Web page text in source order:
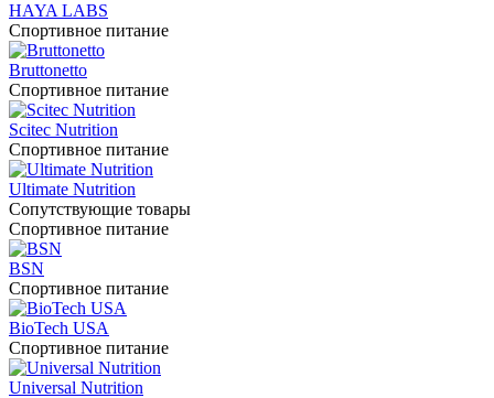
HAYA LABS
Спортивное питание
Bruttonetto
Спортивное питание
Scitec Nutrition
Спортивное питание
Ultimate Nutrition
Сопутствующие товары
Спортивное питание
BSN
Спортивное питание
BioTech USA
Спортивное питание
Universal Nutrition